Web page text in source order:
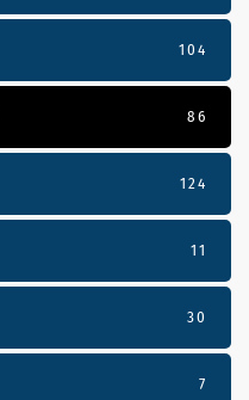
104
86
124
11
30
7